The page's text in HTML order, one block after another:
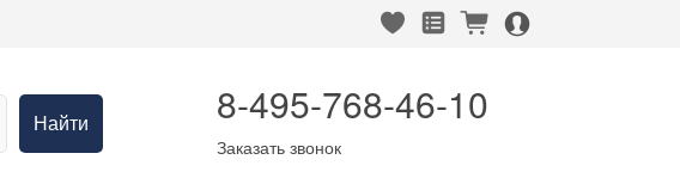
heart_fill square_favorites_fill cart_fill person_alt_circle_fill
Найти 8-495-768-46-10
Заказать звонок